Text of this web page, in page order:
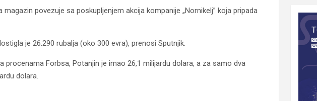
povezuje sa poskupljenjem akcija kompanije „Nornikelj” koja pripada
je 26.290 rubalja (oko 300 evra), prenosi Sputnjik.
procenama Forbsa, Potanjin je imao 26,1 milijardu dolara, a za samo dva
dolara.